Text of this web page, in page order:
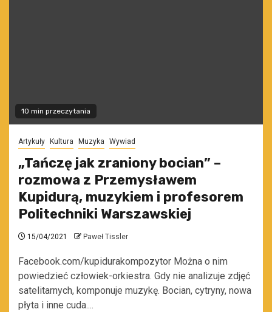
10 min przeczytania
Artykuły Kultura Muzyka Wywiad
„Tańczę jak zraniony bocian” –
rozmowa z Przemysławem
Kupidurą, muzykiem i profesorem
Politechniki Warszawskiej
15/04/2021 Paweł Tissler
Facebook.com/kupidurakompozytor Można o nim
powiedzieć człowiek-orkiestra. Gdy nie analizuje zdjęć
satelitarnych, komponuje muzykę. Bocian, cytryny, nowa
płyta i inne cuda....